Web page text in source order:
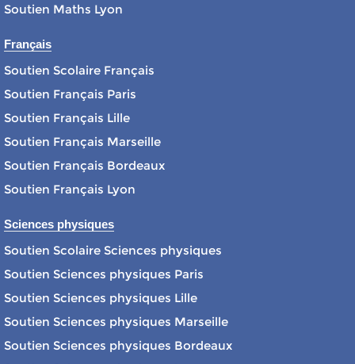
Soutien Maths Lyon
Français
Soutien Scolaire Français
Soutien Français Paris
Soutien Français Lille
Soutien Français Marseille
Soutien Français Bordeaux
Soutien Français Lyon
Sciences physiques
Soutien Scolaire Sciences physiques
Soutien Sciences physiques Paris
Soutien Sciences physiques Lille
Soutien Sciences physiques Marseille
Soutien Sciences physiques Bordeaux